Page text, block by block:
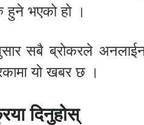
हुने भएको हो ।
सबै ब्रोकरले
यो खबर छ ।
दिनुहोस्